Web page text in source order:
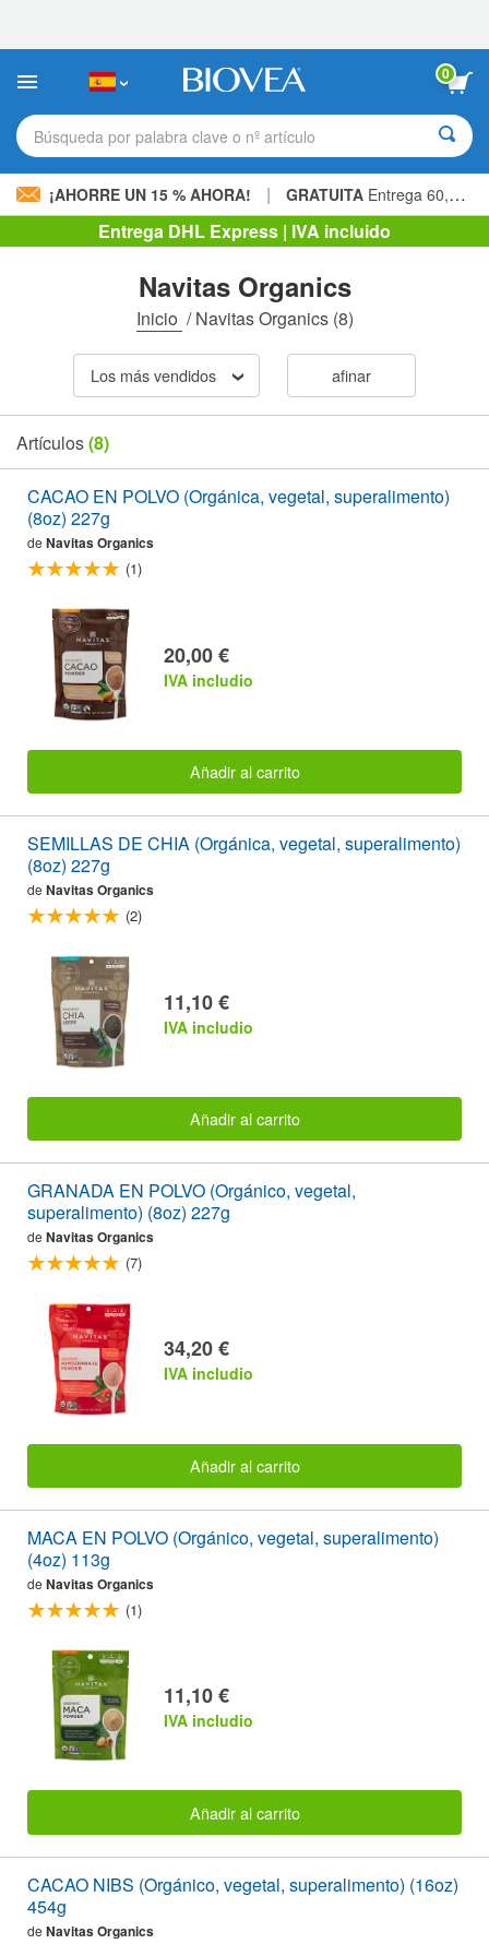
sitio
incluye
sistema
de
0
Búsqueda por palabra clave o nº artículo
¡AHORRE UN 15 % AHORA! | GRATUITA Entrega 60,00 € »
Entrega DHL Express | IVA incluido
Navitas Organics
Inicio /Navitas Organics(8)
Los más vendidos afinar
Artículos(8)
CACAO EN POLVO (Orgánica, vegetal, superalimento)
(8oz) 227g
de Navitas Organics
(1)
20,00 €
IVA includio
Añadir al carrito
SEMILLAS DE CHIA (Orgánica, vegetal, superalimento)
(8oz) 227g
de Navitas Organics
(2)
11,10 €
IVA includio
Añadir al carrito
GRANADA EN POLVO (Orgánico, vegetal,
superalimento) (8oz) 227g
de Navitas Organics
(7)
34,20 €
IVA includio
Añadir al carrito
MACA EN POLVO (Orgánico, vegetal, superalimento)
(4oz) 113g
de Navitas Organics
(1)
11,10 €
IVA includio
Añadir al carrito
CACAO NIBS (Orgánico, vegetal, superalimento) (16oz)
454g
de Navitas Organics